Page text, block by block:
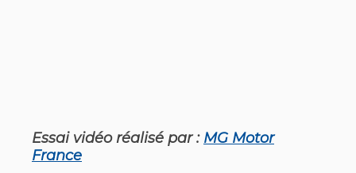
Essai vidéo réalisé par : MG Motor
France